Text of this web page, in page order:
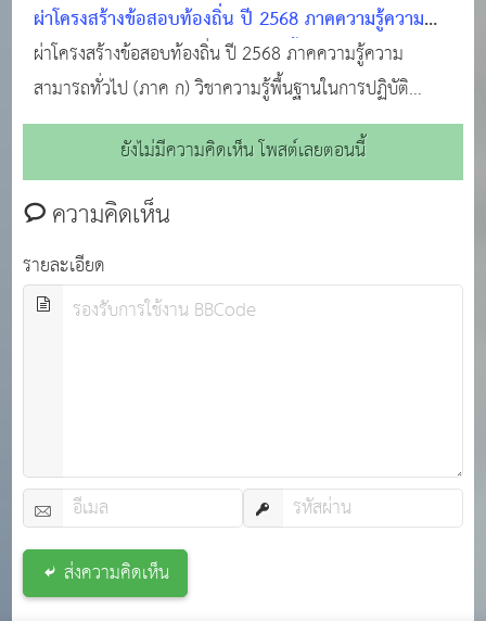
ผ่าโครงสร้างข้อสอบท้องถิ่น ปี 2568 ภาคความรู้ความ
สามารถทั่วไป (ภาค ก) วิชาความรู้พื้นฐานในการปฏิบัติ
ราชการ (เฉพาะกฎหมาย 13 ฉบับ)
ผ่าโครงสร้างข้อสอบท้องถิ่น ปี 2568 ภาคความรู้ความ
สามารถทั่วไป (ภาค ก) วิชาความรู้พื้นฐานในการปฏิบัติ
ราชการ (เฉพาะกฎหมาย 13 ฉบับ)
ยังไม่มีความคิดเห็น โพสต์เลยตอนนี้
ความคิดเห็น
รายละเอียด
ส่งความคิดเห็น